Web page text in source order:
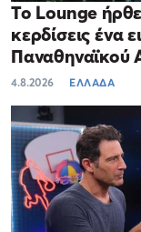
Το Lounge
κερδίσεις ένα
Παναθηναϊκού
4.8.2026 ΕΛΛΑΔΑ